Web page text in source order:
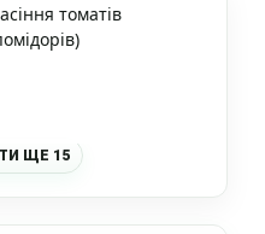
томатів
ЩЕ 15